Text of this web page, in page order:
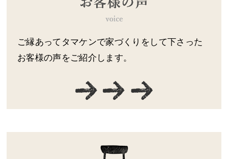
ご縁あってタマケンで家づくりをして下さった
お客様の声をご紹介します。